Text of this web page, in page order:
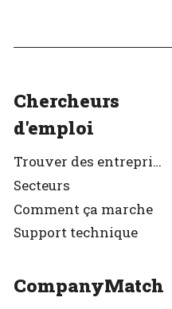
Chercheurs
d'emploi
Trouver des entreprises
Secteurs
Comment ça marche
Support technique
CompanyMatch